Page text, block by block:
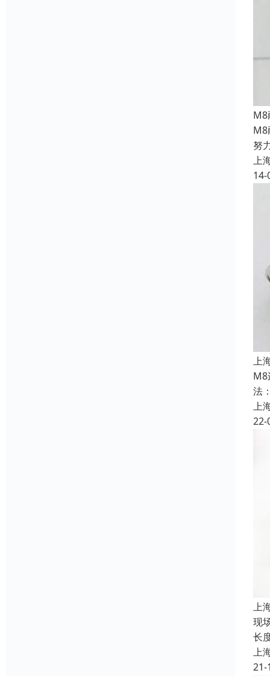
M8
M8
努
上
14-
上
M8
法
上
22-
上
现
长
上
21-